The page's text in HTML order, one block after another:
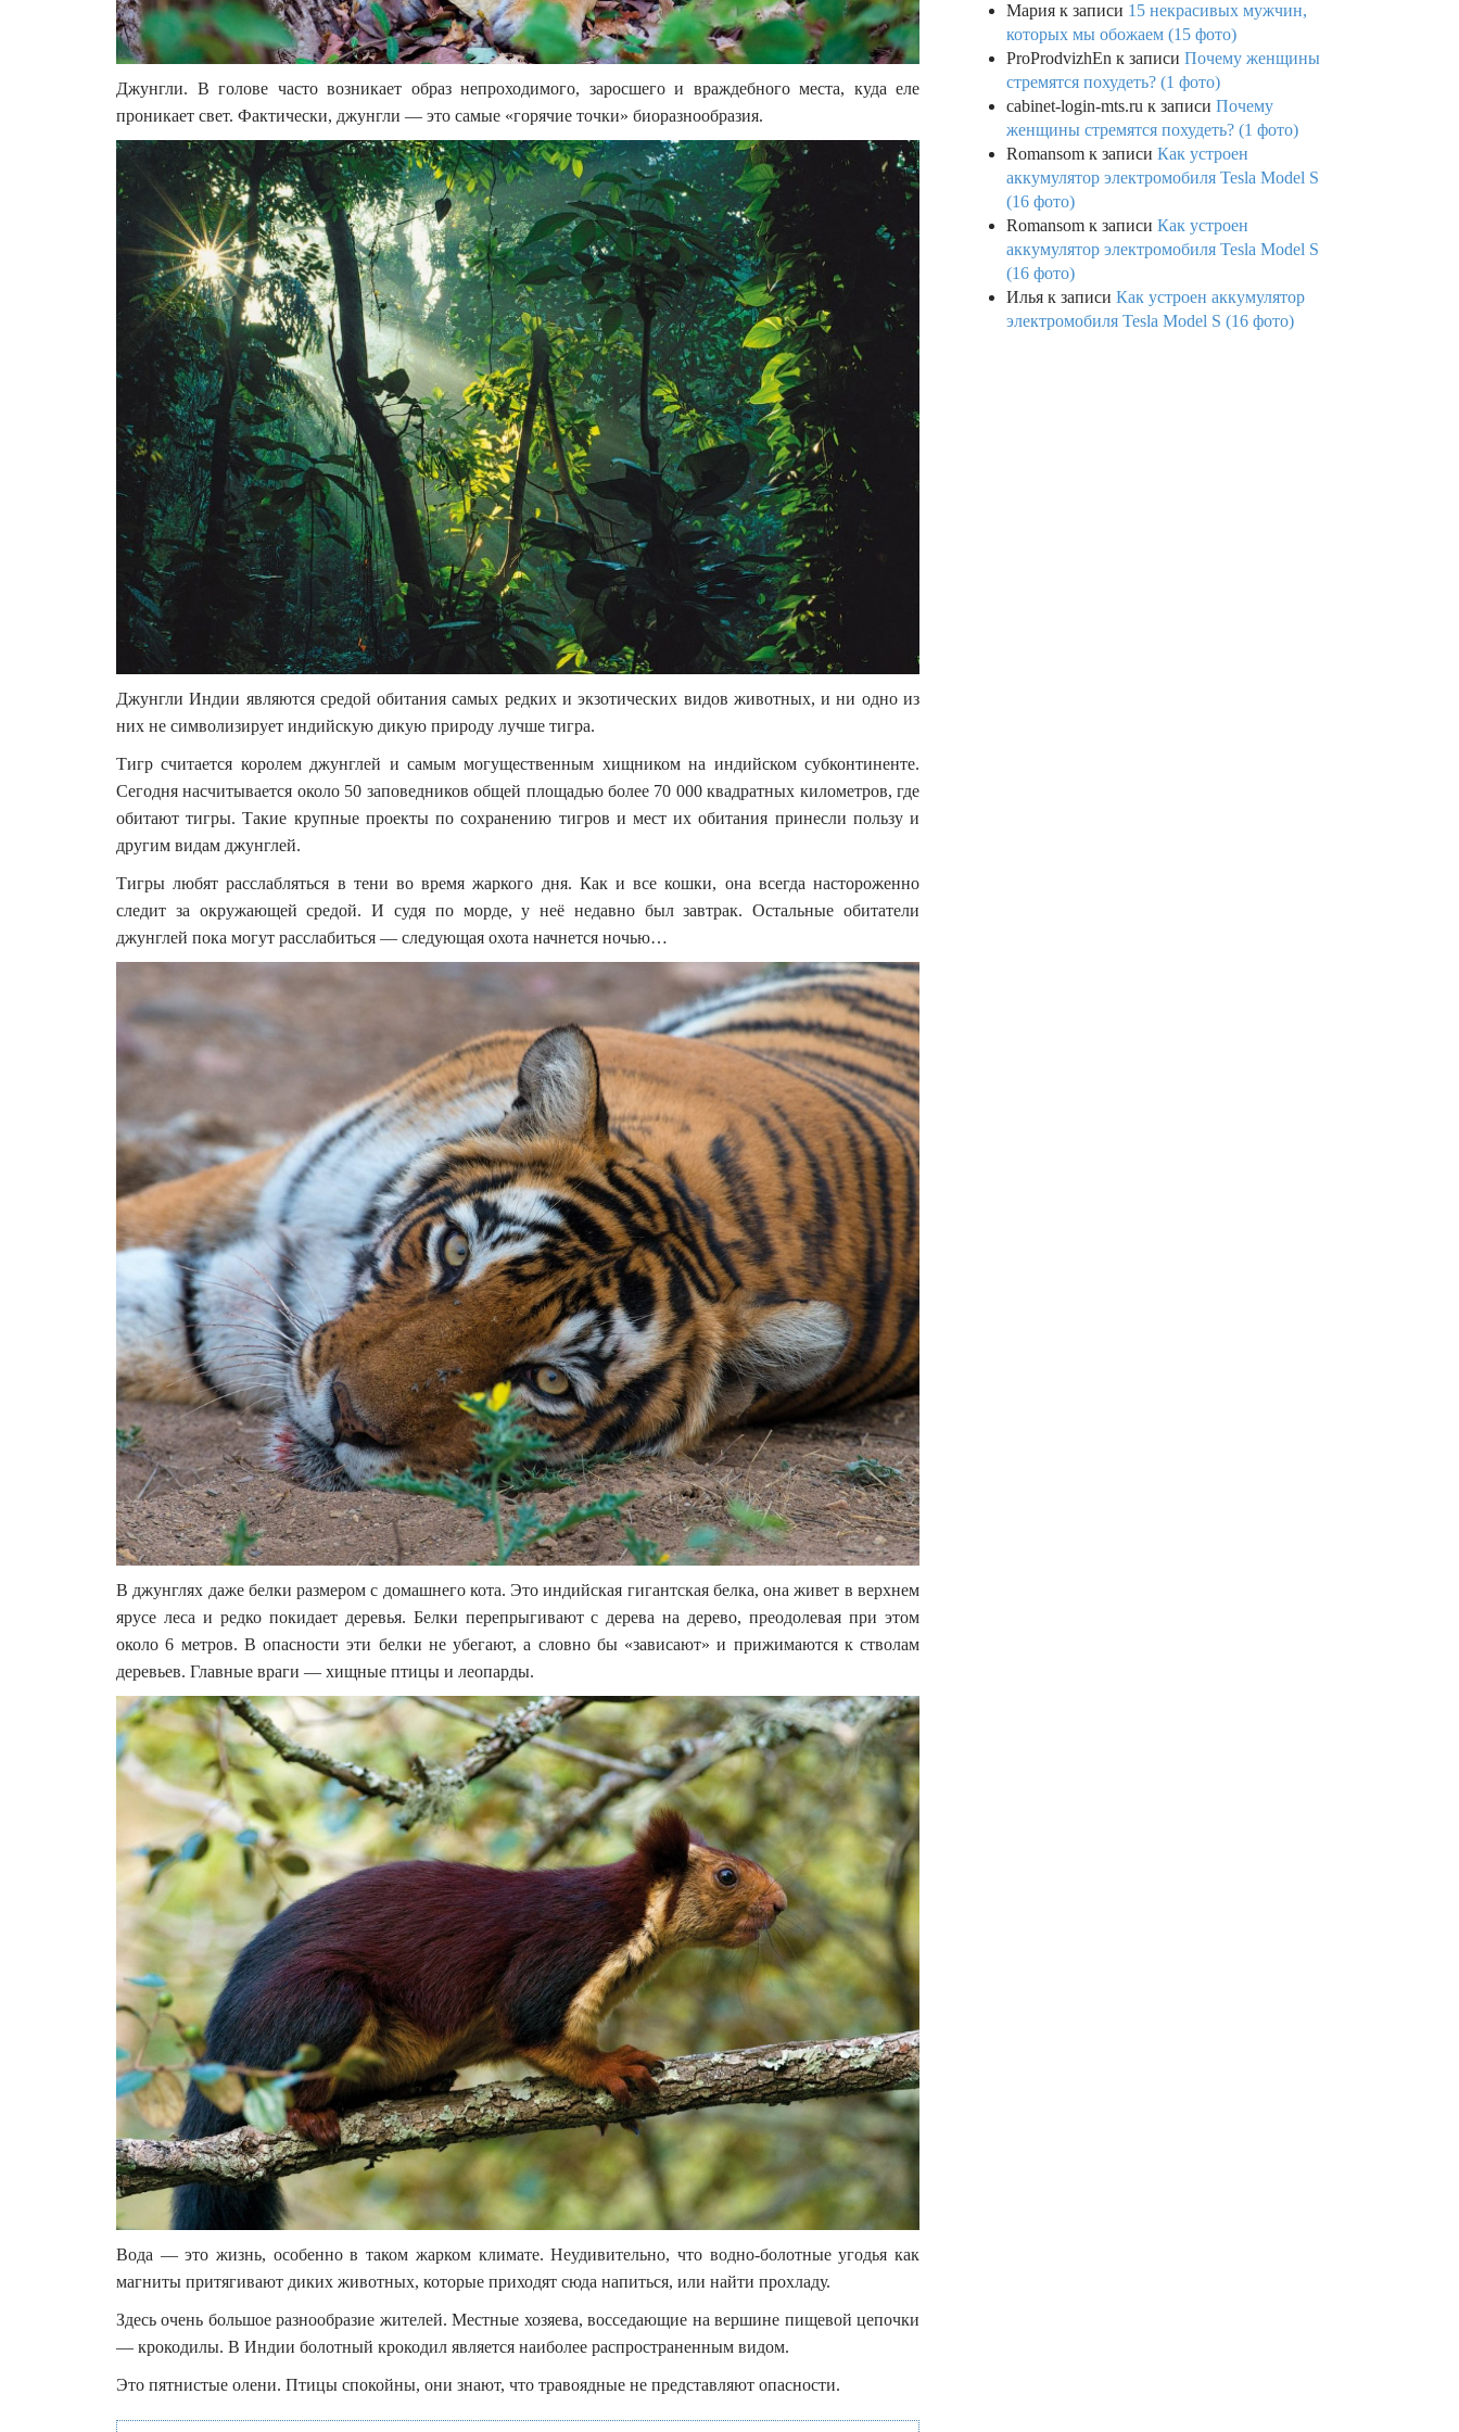
Джунгли. В голове часто возникает образ непроходимого, заросшего и враждебного места, куда еле
проникает свет. Фактически, джунгли — это самые «горячие точки» биоразнообразия.
Джунгли Индии являются средой обитания самых редких и экзотических видов животных, и ни одно из
них не символизирует индийскую дикую природу лучше тигра.
Тигр считается королем джунглей и самым могущественным хищником на индийском субконтиненте.
Сегодня насчитывается около 50 заповедников общей площадью более 70 000 квадратных километров, где
обитают тигры. Такие крупные проекты по сохранению тигров и мест их обитания принесли пользу и
другим видам джунглей.
Тигры любят расслабляться в тени во время жаркого дня. Как и все кошки, она всегда настороженно
следит за окружающей средой. И судя по морде, у неё недавно был завтрак. Остальные обитатели
джунглей пока могут расслабиться — следующая охота начнется ночью…
В джунглях даже белки размером с домашнего кота. Это индийская гигантская белка, она живет в верхнем
ярусе леса и редко покидает деревья. Белки перепрыгивают с дерева на дерево, преодолевая при этом
около 6 метров. В опасности эти белки не убегают, а словно бы «зависают» и прижимаются к стволам
деревьев. Главные враги — хищные птицы и леопарды.
Вода — это жизнь, особенно в таком жарком климате. Неудивительно, что водно-болотные угодья как
магниты притягивают диких животных, которые приходят сюда напиться, или найти прохладу.
Здесь очень большое разнообразие жителей. Местные хозяева, восседающие на вершине пищевой цепочки
— крокодилы. В Индии болотный крокодил является наиболее распространенным видом.
Это пятнистые олени. Птицы спокойны, они знают, что травоядные не представляют опасности.
Мария к записи 15 некрасивых мужчин,
которых мы обожаем (15 фото)
ProProdvizhEn к записи Почему женщины
стремятся похудеть? (1 фото)
cabinet-login-mts.ru к записи Почему
женщины стремятся похудеть? (1 фото)
Romansom к записи Как устроен
аккумулятор электромобиля Tesla Model S
(16 фото)
Romansom к записи Как устроен
аккумулятор электромобиля Tesla Model S
(16 фото)
Илья к записи Как устроен аккумулятор
электромобиля Tesla Model S (16 фото)